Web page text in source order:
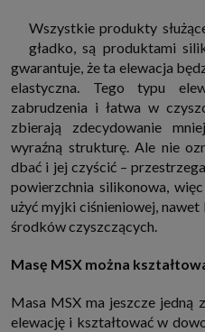
sprostowania, usunięcia lub
przeniesienia danych, wyrażenia
oraz prawo do wniesienia skargi do
jest Prezes Urzędu Ochrony
znajdziesz dodatkowe informacje
Twoich uprawnień.
Wszystkie produkty
gładko, są produktami
gwarantuje, że ta elewacja
elastyczna. Tego typu
zabrudzenia i łatwa w
zbierają zdecydowanie
wyraźną strukturę. Ale nie
dbać i jej czyścić –
powierzchnia silikonowa,
użyć myjki ciśnieniowej,
środków czyszczących.
Masę MSX można
Masa MSX ma jeszcze jedną
elewację i kształtować w